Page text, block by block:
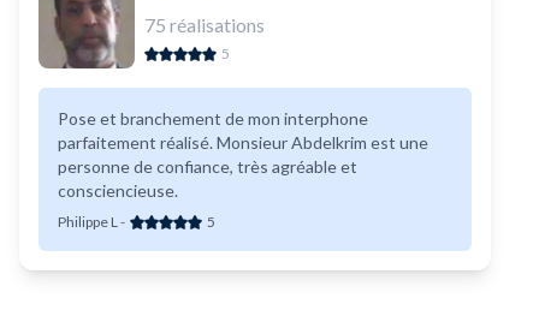
75 réalisations
5
Pose et branchement de mon interphone
parfaitement réalisé. Monsieur Abdelkrim est une
personne de confiance, très agréable et
consciencieuse.
Philippe L- 5